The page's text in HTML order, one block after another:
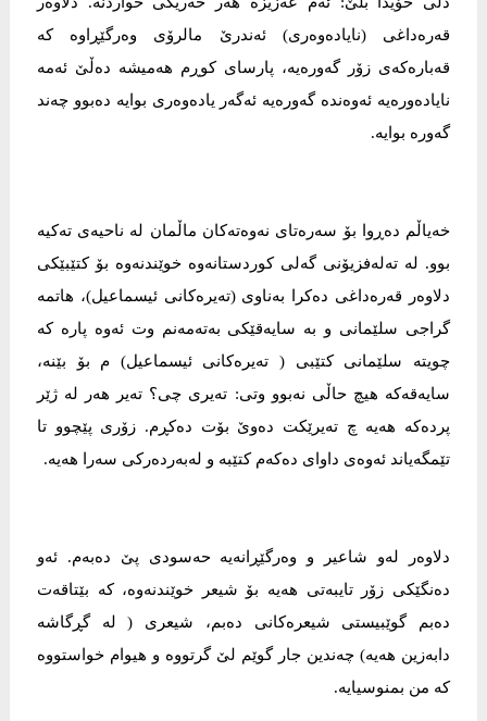
قەرەداغی (نایادەوەری) ئەندرێ مالرۆی وەرگێڕاوە کە
قەبارەکەی زۆر گەورەیە، پارسای کوڕم هەمیشە دەڵێ ئەمە
نایادەورەیە ئەوەندە گەورەیە ئەگەر یادەوەری بوایە دەبوو چەند
گەورە بوایە.
خەیاڵم دەڕوا بۆ سەرەتای نەوەتەکان ماڵمان لە ناحیەی تەکیە
بوو. لە تەلەفزیۆنی گەلی کوردستانەوە خوێندنەوە بۆ کتێبێکی
دلاوەر قەرەداغی دەکرا بەناوی (تەیرەکانی ئیسماعیل)، هاتمە
گراجی سلێمانی و بە سایەقێکی بەتەمەنم وت ئەوە پارە کە
چویتە سلێمانی کتێبی ( تەیرەکانی ئیسماعیل) م بۆ بێنە،
سایەقەکە هیچ حاڵی نەبوو وتی: تەیری چی؟ تەیر هەر لە ژێر
پردەکە هەیە چ تەیرێکت دەوێ بۆت دەکڕم. زۆری پێچوو تا
تێمگەیاند ئەوەی داوای دەکەم کتێبە و لەبەردەرکی سەرا هەیە.
دلاوەر لەو شاعیر و وەرگێڕانەیە حەسودی پێ دەبەم. ئەو
دەنگێکی زۆر تایبەتی هەیە بۆ شیعر خوێندنەوە، کە بێتاقەت
دەبم گوێبیستی شیعرەکانی دەبم، شیعری ( لە گڕگاشە
دابەزین هەیە) چەندین جار گوێم لێ گرتووە و هیوام خواستووە
کە من بمنوسیایە.